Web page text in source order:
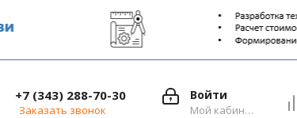
Войти
Мой кабинет
+7 (343) 288-70-30
Заказать звонок